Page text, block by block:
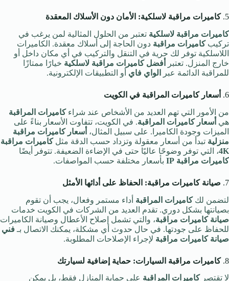
5. كاميرات مراقبة لاسلكية: الأمان دون الأسلاك المعقدة
كاميرات مراقبة لاسلكية تعتبر من الحلول المثالية لمن يرغب في
تركيبكاميرات مراقبة دون الحاجة إلى أسلاك معقدة. الكاميرات
اللاسلكية توفر لك حرية في التنقل والتركيب في أي مكان داخل أو
خارج المنزل. تعتبر
أفضل كاميرات مراقبة لاسلكية خيارًا ممتازًا
للمراقبة الدائمة عبر
الواي فاي أو التطبيقات الإلكترونية.
6.
أسعار كاميرات المراقبة في الكويت
من الأمور التي تهم العديد من الأشخاص عند شراءكاميرات المراقبة
هي أسعار كاميرات المراقبة. في الكويت، تتفاوت الأسعار بناءً على
الميزات وجودة الكاميرا. على سبيل المثال، أسعار كاميرات مراقبة
منزلية تبدأ من أسعار معقولة وتزداد حسب الدقة مثلكاميرات مراقبة
4K، التي توفر وضوحًا عاليًا حتى في الإضاءة الضعيفة. تتوفر أيضًا
كاميرات مراقبة IP
بأسعار مختلفة حسب المواصفات.
7. صيانة كاميرات مراقبة: الحفاظ على أدائها الأمثل
لتضمن لككاميرات المراقبة أداء مستمر وفعال، يجب أن تقوم
بصيانتها بشكل دوري. تقدم العديد من الشركات في الكويت خدمات
صيانة كاميرات مراقبة، والتي تشمل إصلاح الأعطال وصيانة الكاميرات
للحفاظ على جودتها. في حال حدوث أي مشكلة، يمكنك الاتصال بـ فني
صيانة كاميرات مراقبة لإجراء الإصلاحات المطلوبة.
8. كاميرات مراقبة السيارات: حماية إضافية لسيارتك
لا تقتصركاميرات المراقبة على حماية المنازل فقط، بل يمكن